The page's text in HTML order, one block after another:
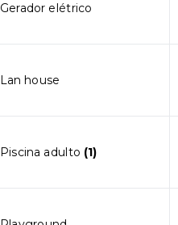
Gerador elétrico
Lan house
Piscina adulto (1)